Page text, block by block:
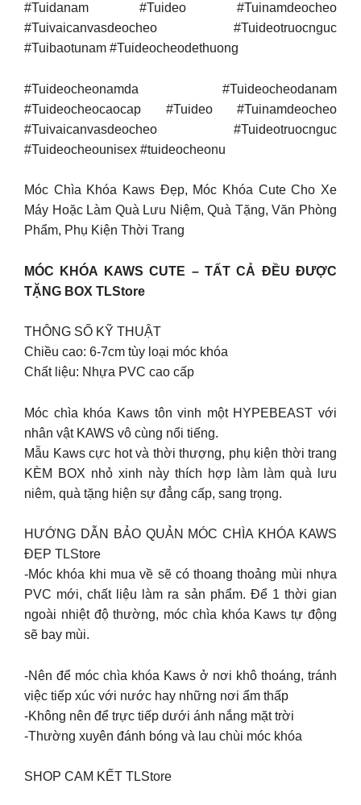
#Tuidanam #Tuideo #Tuinamdeocheo
#Tuivaicanvasdeocheo #Tuideotruocnguc
#Tuibaotunam #Tuideocheodethuong
#Tuideocheonamda #Tuideocheodanam
#Tuideocheocaocap #Tuideo #Tuinamdeocheo
#Tuivaicanvasdeocheo #Tuideotruocnguc
#Tuideocheounisex #tuideocheonu
Móc Chìa Khóa Kaws Đẹp, Móc Khóa Cute Cho Xe
Máy Hoặc Làm Quà Lưu Niệm, Quà Tặng, Văn Phòng
Phẩm, Phụ Kiện Thời Trang
MÓC KHÓA KAWS CUTE – TẤT CẢ ĐỀU ĐƯỢC
TẶNG BOX TLStore
THÔNG SỐ KỸ THUẬT
Chiều cao: 6-7cm tùy loại móc khóa
Chất liệu: Nhựa PVC cao cấp
Móc chìa khóa Kaws tôn vinh một HYPEBEAST với
nhân vật KAWS vô cùng nổi tiếng.
Mẫu Kaws cực hot và thời thượng, phụ kiện thời trang
KÈM BOX nhỏ xinh này thích hợp làm làm quà lưu
niêm, quà tặng hiện sự đẳng cấp, sang trọng.
HƯỚNG DẪN BẢO QUẢN MÓC CHÌA KHÓA KAWS
ĐẸP TLStore
-Móc khóa khi mua về sẽ có thoang thoảng mùi nhựa
PVC mới, chất liệu làm ra sản phẩm. Để 1 thời gian
ngoài nhiệt độ thường, móc chìa khóa Kaws tự động
sẽ bay mùi.
-Nên để móc chìa khóa Kaws ở nơi khô thoáng, tránh
việc tiếp xúc với nước hay những nơi ẩm thấp
-Không nên để trực tiếp dưới ánh nắng mặt trời
-Thường xuyên đánh bóng và lau chùi móc khóa
SHOP CAM KẾT TLStore